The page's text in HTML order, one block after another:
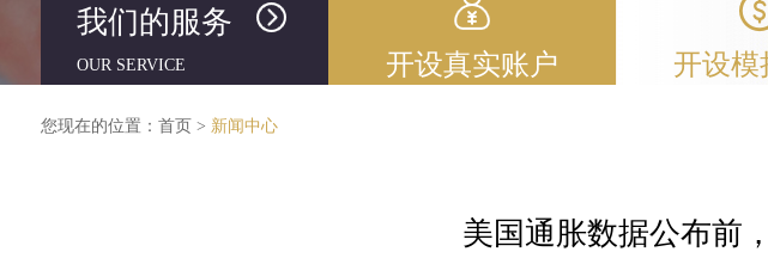
我们的服务
OUR SERVICE 开设真实账户 开设模
您现在的位置： 首页 > 新闻中心
美国通胀数据公布前